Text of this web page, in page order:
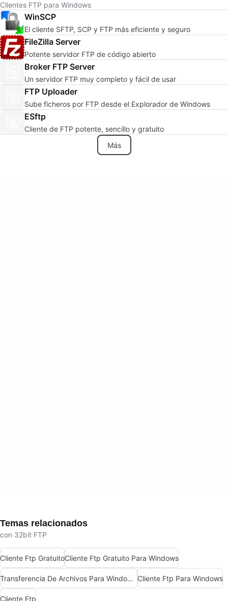
Clientes FTP para Windows
WinSCP
El cliente SFTP, SCP y FTP más eficiente y seguro
FileZilla Server
Potente servidor FTP de código abierto
Broker FTP Server
Un servidor FTP muy completo y fácil de usar
FTP Uploader
Sube ficheros por FTP desde el Explorador de Windows
ESftp
Cliente de FTP potente, sencillo y gratuito
Más
Temas relacionados
con 32bit FTP
Cliente Ftp GratuitoCliente Ftp Gratuito Para Windows
Transferencia De Archivos Para Windows 7 Cliente Ftp Para Windows
Cliente Ftp